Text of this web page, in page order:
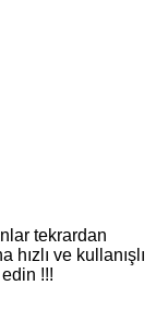
tekrardan
ve kullanışlı
!!!